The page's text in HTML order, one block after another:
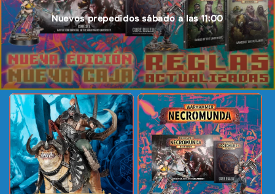
Nuevos prepedidos sábado a las 11:00